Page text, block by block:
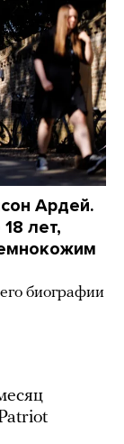
Ардей.
лет,
биографии